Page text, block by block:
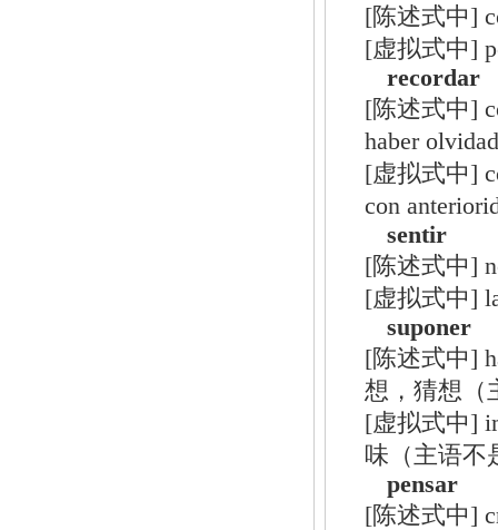
[陈述式中]
[虚拟式中]
recordar
[陈述式中]
haber
[虚拟式中]
con
sentir
[陈述式中]
[虚拟式中]
suponer
[陈述式中]
想，猜想（
[虚拟式中]
味（主语不
pensar
[陈述式中]